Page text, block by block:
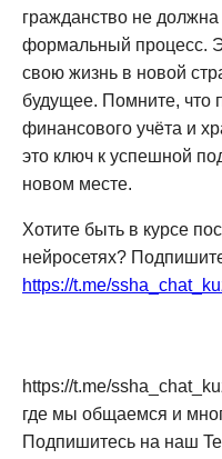
гражданство не
формальный процесс.
свою жизнь в новой
будущее. Помните, что
финансового учёта и
это ключ к успешной
новом месте.
Хотите быть в курсе
нейросетях?
https://t.me/
https://t.me/
где мы общаемся и
Подпишитесь на наш